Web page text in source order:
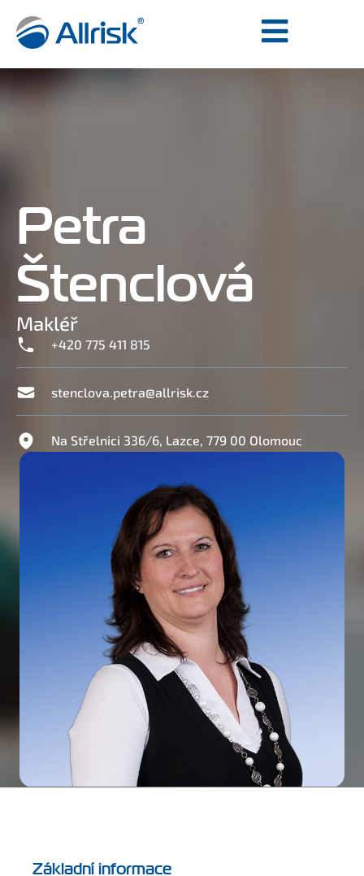
Petra
Štenclová
Makléř
+420 775 411 815
stenclova.petra@allrisk.cz
Na Střelnici 336/6, Lazce, 779 00 Olomouc
Základní informace